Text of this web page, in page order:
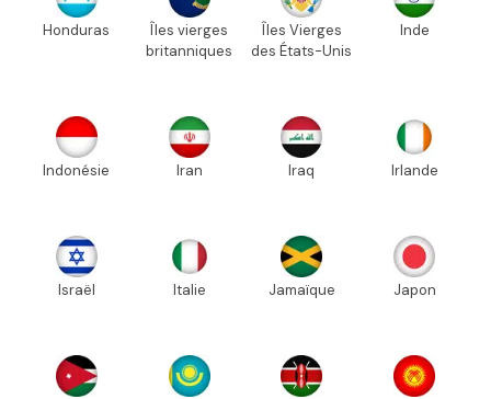
Honduras
Îles vierges
britanniques
Îles Vierges
des États-Unis
Inde
Indonésie Iran Iraq Irlande
Israël Italie Jamaïque Japon